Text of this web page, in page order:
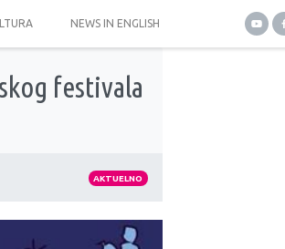
NEWS IN ENGLISH
festivala
AKTUELNO